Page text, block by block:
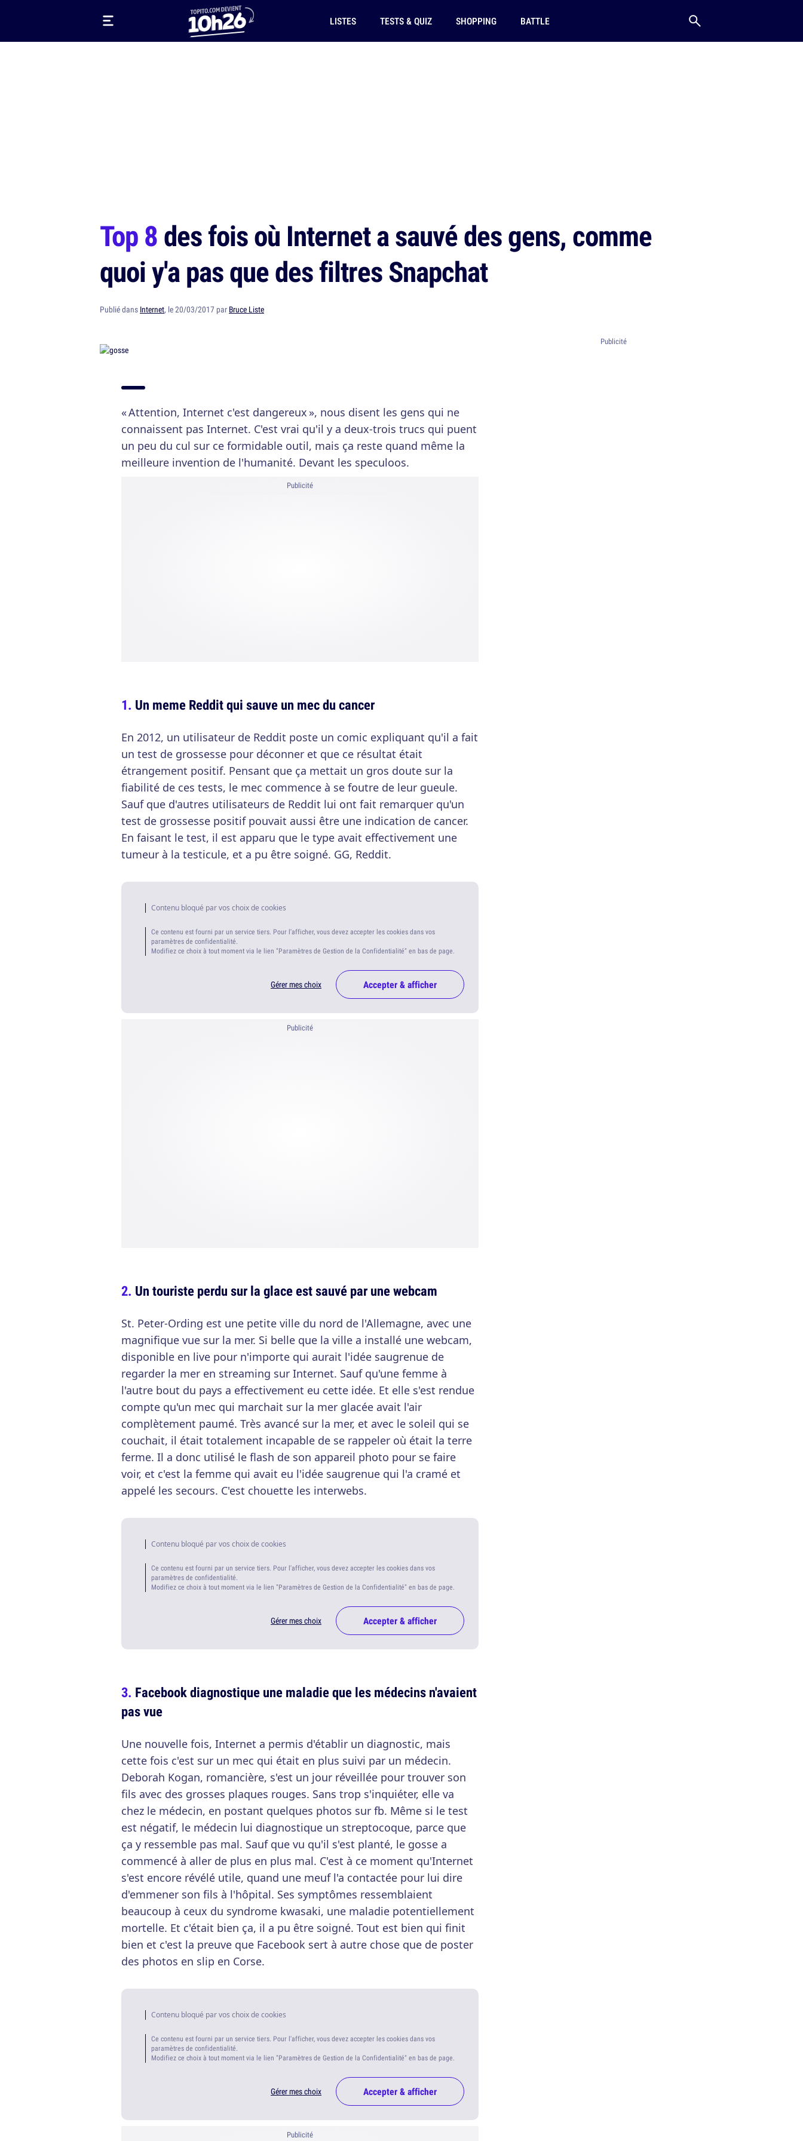
LISTES TESTS & QUIZ SHOPPING BATTLE
Top 8des fois où Internet a sauvé des gens, comme
quoi y'a pas que des filtres Snapchat
Publié dans Internet, le 20/03/2017 par Bruce Liste
« Attention, Internet c'est dangereux », nous disent les gens qui ne
connaissent pas Internet. C'est vrai qu'il y a deux-trois trucs qui puent
un peu du cul sur ce formidable outil, mais ça reste quand même la
meilleure invention de l'humanité. Devant les speculoos.
Publicité
Un meme Reddit qui sauve un mec du cancer
En 2012, un utilisateur de Reddit poste un comic expliquant qu'il a fait
un test de grossesse pour déconner et que ce résultat était
étrangement positif. Pensant que ça mettait un gros doute sur la
fiabilité de ces tests, le mec commence à se foutre de leur gueule.
Sauf que d'autres utilisateurs de Reddit lui ont fait remarquer qu'un
test de grossesse positif pouvait aussi être une indication de cancer.
En faisant le test, il est apparu que le type avait effectivement une
tumeur à la testicule, et a pu être soigné. GG, Reddit.
Contenu bloqué par vos choix de cookies
Ce contenu est fourni par un service tiers. Pour l'afficher, vous devez accepter les cookies dans vos
paramètres de confidentialité.
Modifiez ce choix à tout moment via le lien "Paramètres de Gestion de la Confidentialité" en bas de page.
Gérer mes choix Accepter & afficher
Publicité
Un touriste perdu sur la glace est sauvé par une webcam
St. Peter-Ording est une petite ville du nord de l'Allemagne, avec une
magnifique vue sur la mer. Si belle que la ville a installé une webcam,
disponible en live pour n'importe qui aurait l'idée saugrenue de
regarder la mer en streaming sur Internet. Sauf qu'une femme à
l'autre bout du pays a effectivement eu cette idée. Et elle s'est rendue
compte qu'un mec qui marchait sur la mer glacée avait l'air
complètement paumé. Très avancé sur la mer, et avec le soleil qui se
couchait, il était totalement incapable de se rappeler où était la terre
ferme. Il a donc utilisé le flash de son appareil photo pour se faire
voir, et c'est la femme qui avait eu l'idée saugrenue qui l'a cramé et
appelé les secours. C'est chouette les interwebs.
Contenu bloqué par vos choix de cookies
Ce contenu est fourni par un service tiers. Pour l'afficher, vous devez accepter les cookies dans vos
paramètres de confidentialité.
Modifiez ce choix à tout moment via le lien "Paramètres de Gestion de la Confidentialité" en bas de page.
Gérer mes choix Accepter & afficher
Facebook diagnostique une maladie que les médecins n'avaient
pas vue
Une nouvelle fois, Internet a permis d'établir un diagnostic, mais
cette fois c'est sur un mec qui était en plus suivi par un médecin.
Deborah Kogan, romancière, s'est un jour réveillée pour trouver son
fils avec des grosses plaques rouges. Sans trop s'inquiéter, elle va
chez le médecin, en postant quelques photos sur fb. Même si le test
est négatif, le médecin lui diagnostique un streptocoque, parce que
ça y ressemble pas mal. Sauf que vu qu'il s'est planté, le gosse a
commencé à aller de plus en plus mal. C'est à ce moment qu'Internet
s'est encore révélé utile, quand une meuf l'a contactée pour lui dire
d'emmener son fils à l'hôpital. Ses symptômes ressemblaient
beaucoup à ceux du syndrome kwasaki, une maladie potentiellement
mortelle. Et c'était bien ça, il a pu être soigné. Tout est bien qui finit
bien et c'est la preuve que Facebook sert à autre chose que de poster
des photos en slip en Corse.
Contenu bloqué par vos choix de cookies
Ce contenu est fourni par un service tiers. Pour l'afficher, vous devez accepter les cookies dans vos
paramètres de confidentialité.
Modifiez ce choix à tout moment via le lien "Paramètres de Gestion de la Confidentialité" en bas de page.
Gérer mes choix Accepter & afficher
Publicité